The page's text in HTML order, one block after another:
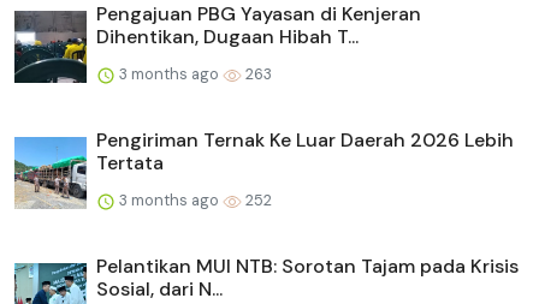
Pengajuan PBG Yayasan di Kenjeran
Dihentikan, Dugaan Hibah T...
3 months ago 263
Pengiriman Ternak Ke Luar Daerah 2026 Lebih
Tertata
3 months ago 252
Pelantikan MUI NTB: Sorotan Tajam pada Krisis
Sosial, dari N...